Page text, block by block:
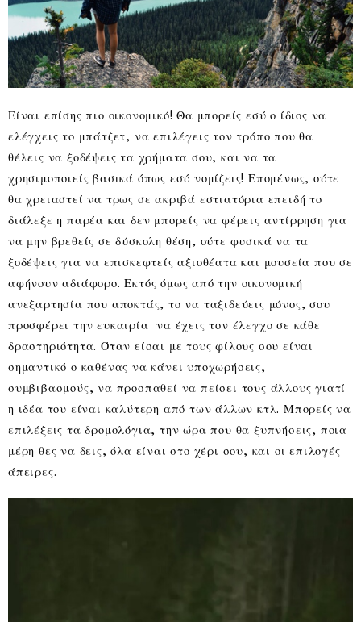
Είναι επίσης πιο οικονομικό! Θα μπορείς εσύ ο ίδιος να
ελέγχεις το μπάτζετ, να επιλέγεις τον τρόπο που θα
θέλεις να ξοδέψεις τα χρήματα σου, και να τα
χρησιμοποιείς βασικά όπως εσύ νομίζεις! Επομένως, ούτε
θα χρειαστεί να τρως σε ακριβά εστιατόρια επειδή το
διάλεξε η παρέα και δεν μπορείς να φέρεις αντίρρηση για
να μην βρεθείς σε δύσκολη θέση, ούτε φυσικά να τα
ξοδέψεις για να επισκεφτείς αξιοθέατα και μουσεία που σε
αφήνουν αδιάφορο. Εκτός όμως από την οικονομική
ανεξαρτησία που αποκτάς, το να ταξιδεύεις μόνος, σου
προσφέρει την ευκαιρία να έχεις τον έλεγχο σε κάθε
δραστηριότητα. Όταν είσαι με τους φίλους σου είναι
σημαντικό ο καθένας να κάνει υποχωρήσεις,
συμβιβασμούς, να προσπαθεί να πείσει τους άλλους γιατί
η ιδέα του είναι καλύτερη από των άλλων κτλ. Μπορείς να
επιλέξεις τα δρομολόγια, την ώρα που θα ξυπνήσεις, ποια
μέρη θες να δεις, όλα είναι στο χέρι σου, και οι επιλογές
άπειρες.